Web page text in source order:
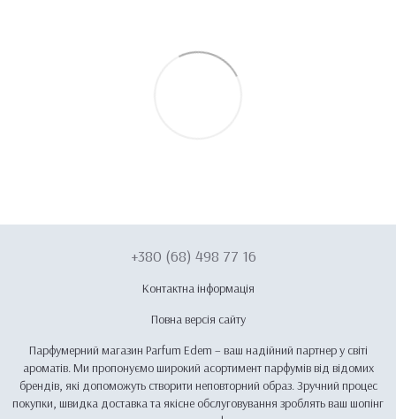
+380 (68) 498 77 16
Контактна інформація
Повна версія сайту
Парфумерний магазин Parfum Edem – ваш надійний партнер у світі
ароматів. Ми пропонуємо широкий асортимент парфумів від відомих
брендів, які допоможуть створити неповторний образ. Зручний процес
покупки, швидка доставка та якісне обслуговування зроблять ваш шопінг